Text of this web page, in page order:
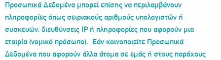
Προσωπικά Δεδομένα μπορεί επίσης να περιλαμβάνουν
πληροφορίες όπως σειριακούς αριθμούς υπολογιστών ή
συσκευών, διευθύνσεις IP ή πληροφορίες που αφορούν μια
εταιρία (νομικό πρόσωπο). Εάν κοινοποιείτε Προσωπικά
Δεδομένα που αφορούν άλλα άτομα σε εμάς ή στους παρόχους